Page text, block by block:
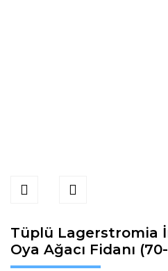
Tüplü Lagerstromia
Oya Ağacı Fidanı